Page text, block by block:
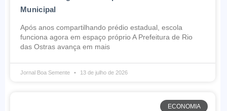
Municipal
Após anos compartilhando prédio estadual, escola
funciona agora em espaço próprio A Prefeitura de Rio
das Ostras avança em mais
Jornal Boa Semente 13 de julho de 2026
ECONOMIA